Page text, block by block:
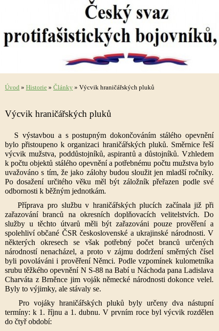
Úvod » Historie » Články » Výcvik hraničářských pluků
Výcvik hraničářských pluků
S výstavbou a s postupným dokončováním stálého opevnění
bylo přistoupeno k organizaci hraničářských pluků. Směrnice řeší
výcvik mužstva, poddůstojníků, aspirantů a důstojníků. Vzhledem
k počtu objektů stálého opevnění a potřebnému počtu mužstva bylo
uvažováno s tím, že jako zálohy budou sloužit jen mladší ročníky.
Po dosažení určitého věku měl být záložník přeřazen podle své
odbornosti k běžným jednotkám.
Příprava pro službu v hraničářských plucích začínala již při
zařazování branců na okresních doplňovacích velitelstvích. Do
služby u těchto útvarů měli být zařazováni pouze prověření a
spolehliví občané ČSR československé a ukrajinské národnosti. V
některých okresech se však potřebný počet branců určených
národností nenacházel, a proto v zájmu dodržení směrných čísel
byli povoláváni i prověření Němci. Podle vzpomínek kulometníka
srubu těžkého opevnění N S-88 na Babí u Náchoda pana Ladislava
Charváta z Brněnce jim voják německé národnosti dokonce velel.
Byly to výjimky, ale stávaly se.
Pro vojáky hraničářských pluků byly určeny dva nástupní
termíny: k 1. říjnu a 1. dubnu. V prvním roce byl výcvik rozdělen
do čtyř období: